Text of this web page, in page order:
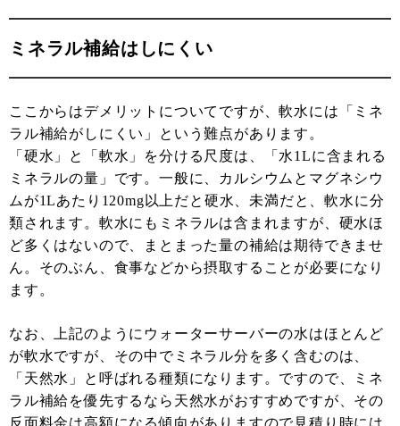
ミネラル補給はしにくい
ここからはデメリットについてですが、軟水には「ミネ
ラル補給がしにくい」という難点があります。
「硬水」と「軟水」を分ける尺度は、「水1Lに含まれる
ミネラルの量」です。一般に、カルシウムとマグネシウ
ムが1Lあたり120mg以上だと硬水、未満だと、軟水に分
類されます。軟水にもミネラルは含まれますが、硬水ほ
ど多くはないので、まとまった量の補給は期待できませ
ん。そのぶん、食事などから摂取することが必要になり
ます。
なお、上記のようにウォーターサーバーの水はほとんど
が軟水ですが、その中でミネラル分を多く含むのは、
「天然水」と呼ばれる種類になります。ですので、ミネ
ラル補給を優先するなら天然水がおすすめですが、その